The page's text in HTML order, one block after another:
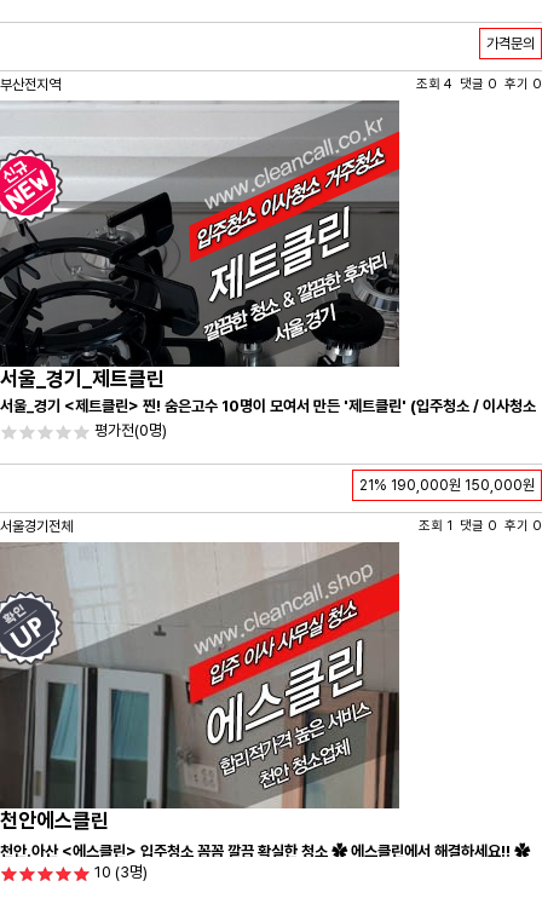
가격문의
부산전지역 조회 4 댓글 0 후기 0
서울_경기_제트클린
서울_경기 <제트클린> 찐! 숨은고수 10명이 모여서 만든 '제트클린' (입주청소 / 이사청소
/ 줄눈시공) 항상 꼼꼼하게 친절하게 응대하겠습니다^-^
평가전(0명)
21% 190,000원 150,000원
서울경기전체 조회 1 댓글 0 후기 0
천안에스클린
천안.아산 <에스클린> 입주청소 꼼꼼 깔끔 확실한 청소 ✿ 에스클린에서 해결하세요!! ✿
10 (3명)